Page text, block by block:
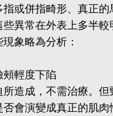
或併指畸形、真正
異常在外表上多半
象略為分析：
輕度下陷
造成，不需治療。
會演變成真正的肌